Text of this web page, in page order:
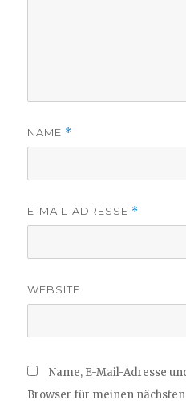
NAME *
E-MAIL-ADRESSE *
WEBSITE
Name, E-Mail-Adresse
Browser für meinen